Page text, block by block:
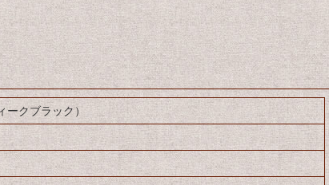
クブラック）